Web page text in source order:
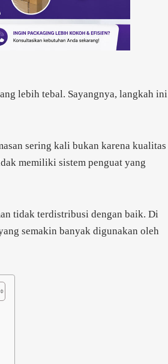
lebih tebal. Sayangnya, langkah ini
sering kali bukan karena kualitas
memiliki sistem penguat yang
tidak terdistribusi dengan baik. Di
semakin banyak digunakan oleh